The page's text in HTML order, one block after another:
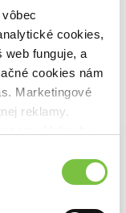
cookies,
funguje, a
cookies nám
Marketingové
reklamy.